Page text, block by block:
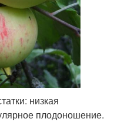
низкая
плодоношение.